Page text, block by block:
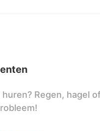
Regen, hagel